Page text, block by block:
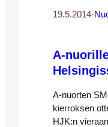
onnistui
vapaana
meni…
19.5.2014·
A-
A-nuorten
kierroksen
HJK:n